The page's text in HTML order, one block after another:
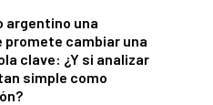
argentino una
promete cambiar una
clave: ¿Y si analizar
simple como